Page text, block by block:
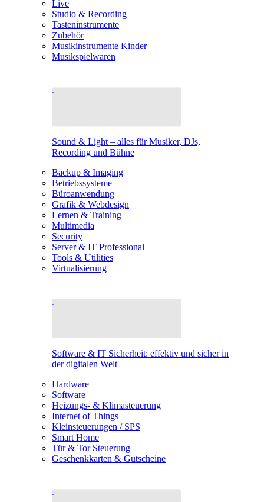
Live
Studio & Recording
Tasteninstrumente
Zubehör
Musikinstrumente Kinder
Musikspielwaren
Sound & Light – alles für Musiker, DJs,
Recording und Bühne
Backup & Imaging
Betriebssysteme
Büroanwendung
Grafik & Webdesign
Lernen & Training
Multimedia
Security
Server & IT Professional
Tools & Utilities
Virtualisierung
Software & IT Sicherheit: effektiv und sicher in
der digitalen Welt
Hardware
Software
Heizungs- & Klimasteuerung
Internet of Things
Kleinsteuerungen / SPS
Smart Home
Tür & Tor Steuerung
Geschenkkarten & Gutscheine